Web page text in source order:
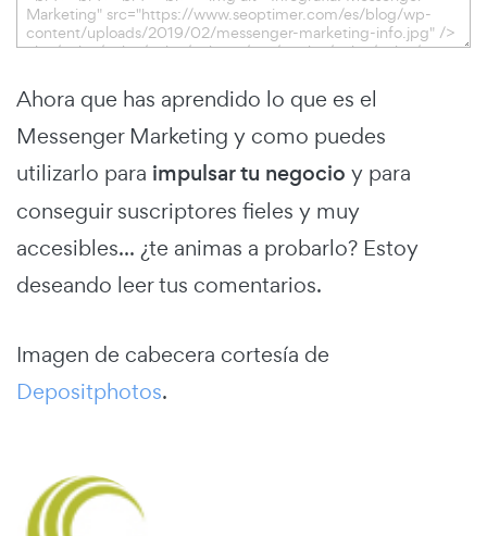
Ahora que has aprendido lo que es el
Messenger Marketing y como puedes
utilizarlo para impulsar tu negocio y para
conseguir suscriptores fieles y muy
accesibles... ¿te animas a probarlo? Estoy
deseando leer tus comentarios.
Imagen de cabecera cortesía de
Depositphotos.